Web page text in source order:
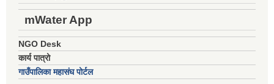
mWater App
NGO Desk
कार्य पात्रो
गाउँपालिका महासंघ पोर्टल